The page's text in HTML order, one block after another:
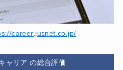
career.jusnet.co.jp/
ャリア の総合評価